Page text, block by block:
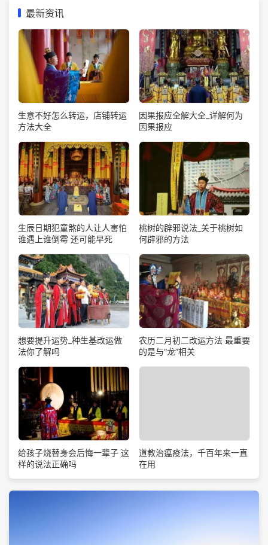
最新资讯
生意不好怎么转运，店铺转运
方法大全
因果报应全解大全_详解何为
因果报应
生辰日期犯童煞的人让人害怕
谁遇上谁倒霉 还可能早死
桃树的辟邪说法_关于桃树如
何辟邪的方法
想要提升运势_种生基改运做
法你了解吗
农历二月初二改运方法 最重要
的是与“龙”相关
给孩子烧替身会后悔一辈子 这
样的说法正确吗
道教治瘟疫法，千百年来一直
在用